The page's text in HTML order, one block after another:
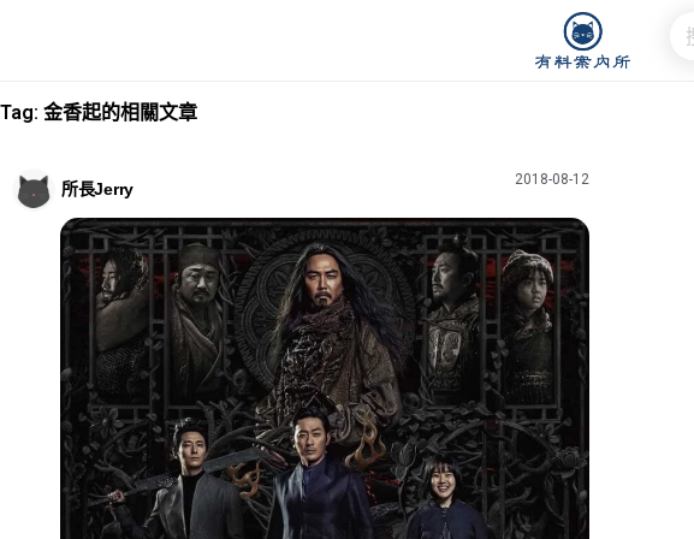
Tag: 金香起的相關文章
所長Jerry
2018-08-12